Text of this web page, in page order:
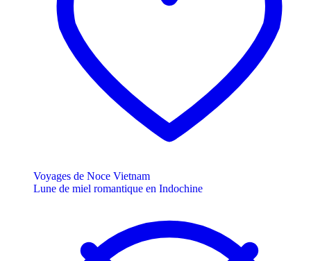
Voyages de Noce Vietnam
Lune de miel romantique en Indochine